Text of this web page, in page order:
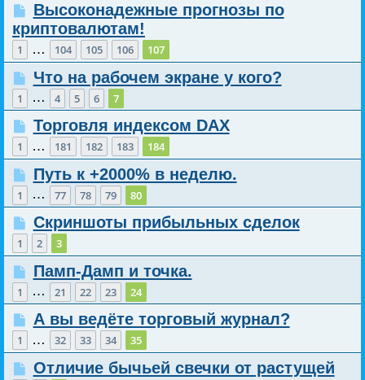
Высоконадежные прогнозы по
криптовалютам!
1 … 104 105 106 107
Что на рабочем экране у кого?
1 … 4 5 6 7
Торговля индексом DAX
1 … 181 182 183 184
Путь к +2000% в неделю.
1 … 77 78 79 80
Скриншоты прибыльных сделок
1 2 3
Памп-Дамп и точка.
1 … 21 22 23 24
А вы ведёте торговый журнал?
1 … 32 33 34 35
Отличие бычьей свечки от растущей